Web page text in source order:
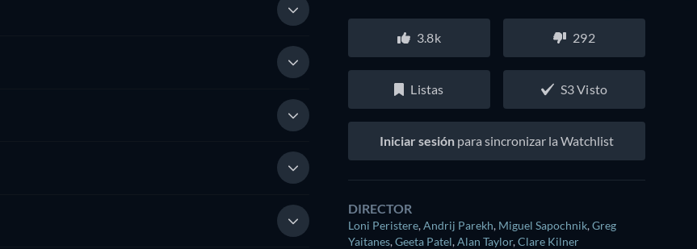
3.8k 292
Listas S3 Visto
Iniciar sesión para sincronizar la Watchlist
DIRECTOR
Loni Peristere,Andrij Parekh, Miguel Sapochnik,Greg
Yaitanes,Geeta Patel,Alan Taylor,Clare Kilner